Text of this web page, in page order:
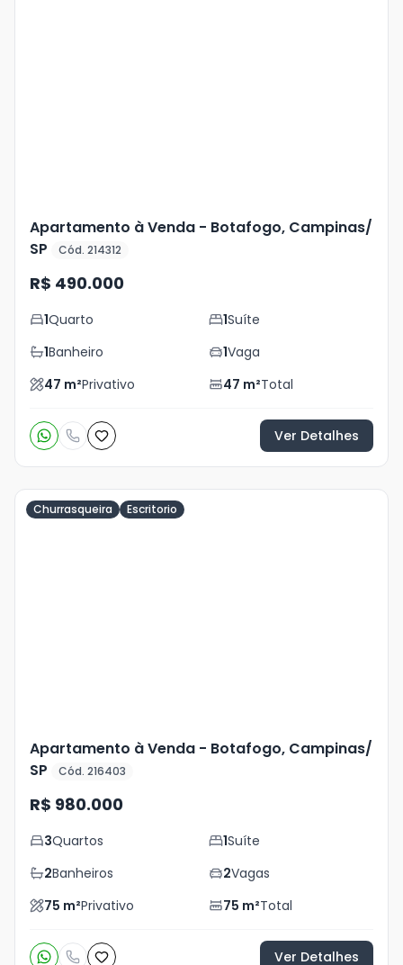
Apartamento à Venda - Botafogo, Campinas/
SP
Cód. 214312
R$ 490.000
1Quarto 1Suíte
1Banheiro 1Vaga
47 m²Privativo 47 m²Total
Ver Detalhes
Churrasqueira Escritorio
Apartamento à Venda - Botafogo, Campinas/
SP
Cód. 216403
R$ 980.000
3Quartos 1Suíte
2Banheiros 2Vagas
75 m²Privativo 75 m²Total
Ver Detalhes